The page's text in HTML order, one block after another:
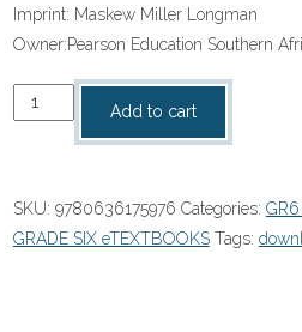
Imprint: Maskew Miller Longman
Owner:Pearson Education Southern
“Afrikaans
Sonder
Addisionele
Taal
Add to cart
SKU: 9780636175976 Categories: GR6
GRADE SIX eTEXTBOOKS Tags: